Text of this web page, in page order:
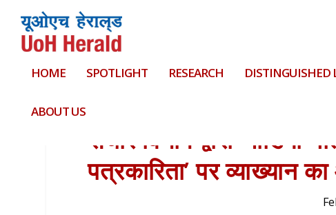
HOME SPOTLIGHT RESEARCH DISTINGUISHED
ABOUT US
संचार विभाग द्वारा
पत्रकारिता’ पर व्याख्यान